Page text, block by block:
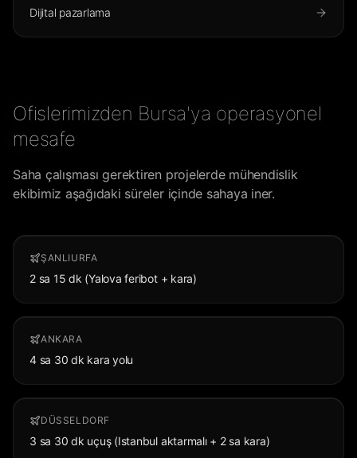
Dijital pazarlama
Ofislerimizden Bursa'ya operasyonel
mesafe
Saha çalışması gerektiren projelerde mühendislik
ekibimiz aşağıdaki süreler içinde sahaya iner.
ŞANLIURFA
2 sa 15 dk (Yalova feribot + kara)
ANKARA
4 sa 30 dk kara yolu
DÜSSELDORF
3 sa 30 dk uçuş (Istanbul aktarmalı + 2 sa kara)